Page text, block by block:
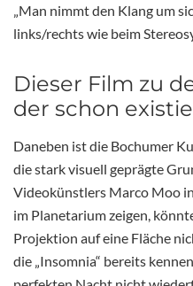
„Man nimmt den Klang um
links/rechts wie beim
Dieser Film zu
der schon
Daneben ist die Bochumer
die stark visuell geprägte
Videokünstlers Marco Moo
im Planetarium zeigen,
Projektion auf eine Fläche
die „Insomnia“ bereits